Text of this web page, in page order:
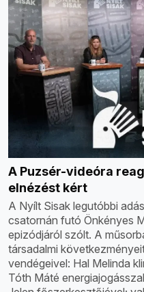
A Puzsér-videóra
elnézést kért
A Nyílt Sisak legutóbbi
csatornán futó Önkényes
epizódjáról szólt. A
társadalmi
vendégeivel: Hal Melinda
Tóth Máté